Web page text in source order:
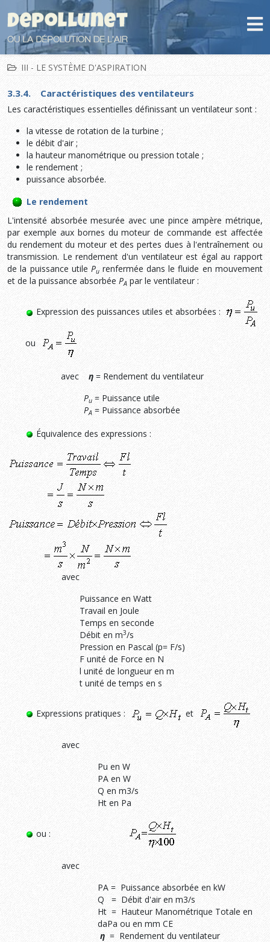
III - LE SYSTÈME D'ASPIRATION
3.3.4. Caractéristiques des ventilateurs
Les caractéristiques essentielles définissant un ventilateur sont :
la vitesse de rotation de la turbine ;
le débit d'air ;
la hauteur manométrique ou pression totale ;
le rendement ;
puissance absorbée.
Le rendement
L'intensité absorbée mesurée avec une pince ampère métrique,
par exemple aux bornes du moteur de commande est affectée
du rendement du moteur et des pertes dues à l'entraînement ou
transmission. Le rendement d'un ventilateur est égal au rapport
de la puissance utilePu renfermée dans le fluide en mouvement
et de la puissance absorbée PA par le ventilateur :
Expression des puissances utiles et absorbées :
ou
avec η = Rendement du ventilateur
Pu = Puissance utile
PA = Puissance absorbée
Équivalence des expressions :
avec
Puissance en Watt
Travail en Joule
Temps en seconde
Débit en m3/s
Pression en Pascal (p= F/s)
F unité de Force en N
l unité de longueur en m
t unité de temps en s
Expressions pratiques : et
avec
Pu en W
PA en W
Q en m3/s
Ht en Pa
ou :
avec
PA = Puissance absorbée en kW
Q = Débit d'air en m3/s
Ht = Hauteur Manométrique Totale en
daPa ou en mm CE
η = Rendement du ventilateur